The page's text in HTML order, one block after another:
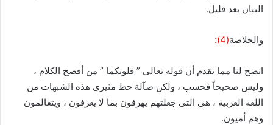
البيان بعد قليل.
والخلاصة(4):
اتضح لنا مما تقدم أن قوله تعالى ” قلوبكما ” من أفصح الكلام ،
وليس صحيحاً فحسب ، ولكن ضآلة حظ مثيرى هذه الشبهات من
اللغة العربية ، هى التى جعلتهم يهرفون بما لا يعرفون ، ويتعالمون
وهم أميون.